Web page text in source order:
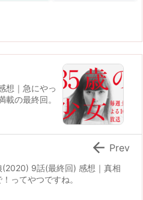
想｜急にやっ
載の最終回。
(2020) 9話(最終回) 感想｜真相
ってやつですね。
 Prev